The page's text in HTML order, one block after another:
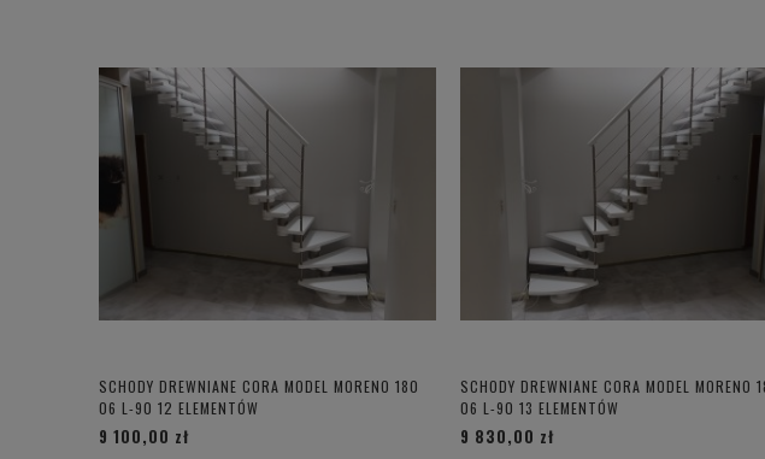
SCHODY DREWNIANE CORA MODEL MORENO 180
06 L-90 12 ELEMENTÓW
9 100,00 zł
SCHODY DREWNIANE CORA MODEL MORENO
06 L-90 13 ELEMENTÓW
9 830,00 zł